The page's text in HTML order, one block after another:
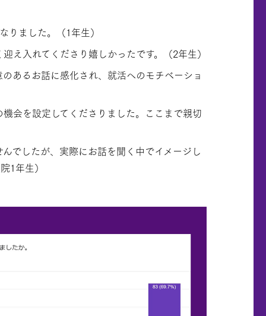
ました。（1年生）
え入れてくださり嬉しかったです。（2年生）
あるお話に感化され、就活へのモチベーショ
会を設定してくださりました。ここまで親切
でしたが、実際にお話を聞く中でイメージし
1年生）